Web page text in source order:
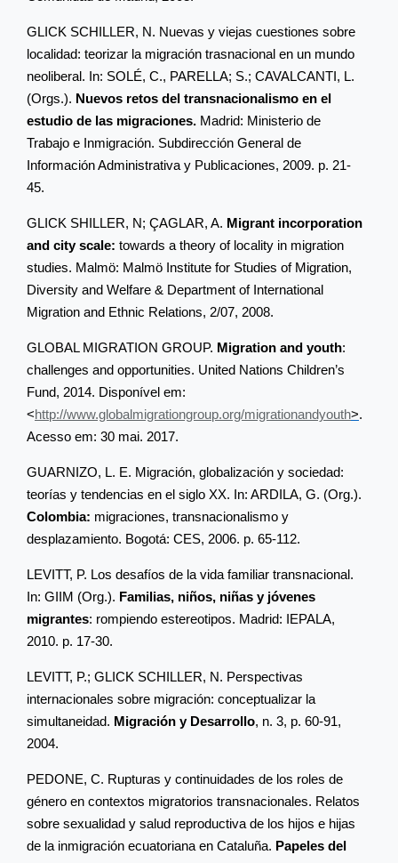
GLICK SCHILLER, N. Nuevas y viejas cuestiones sobre
localidad: teorizar la migración trasnacional en un mundo
neoliberal. In: SOLÉ, C., PARELLA; S.; CAVALCANTI, L.
(Orgs.). Nuevos retos del transnacionalismo en el
estudio de las migraciones. Madrid: Ministerio de
Trabajo e Inmigración. Subdirección General de
Información Administrativa y Publicaciones, 2009. p. 21-
45.
GLICK SHILLER, N; ÇAGLAR, A. Migrant incorporation
and city scale: towards a theory of locality in migration
studies. Malmö: Malmö Institute for Studies of Migration,
Diversity and Welfare & Department of International
Migration and Ethnic Relations, 2/07, 2008.
GLOBAL MIGRATION GROUP. Migration and youth:
challenges and opportunities. United Nations Children’s
Fund, 2014. Disponível em:
<http://www.globalmigrationgroup.org/migrationandyouth>.
Acesso em: 30 mai. 2017.
GUARNIZO, L. E. Migración, globalización y sociedad:
teorías y tendencias en el siglo XX. In: ARDILA, G. (Org.).
Colombia: migraciones, transnacionalismo y
desplazamiento. Bogotá: CES, 2006. p. 65-112.
LEVITT, P. Los desafíos de la vida familiar transnacional.
In: GIIM (Org.). Familias, niños, niñas y jóvenes
migrantes: rompiendo estereotipos. Madrid: IEPALA,
2010. p. 17-30.
LEVITT, P.; GLICK SCHILLER, N. Perspectivas
internacionales sobre migración: conceptualizar la
simultaneidad. Migración y Desarrollo, n. 3, p. 60-91,
2004.
PEDONE, C. Rupturas y continuidades de los roles de
género en contextos migratorios transnacionales. Relatos
sobre sexualidad y salud reproductiva de los hijos e hijas
de la inmigración ecuatoriana en Cataluña. Papeles del